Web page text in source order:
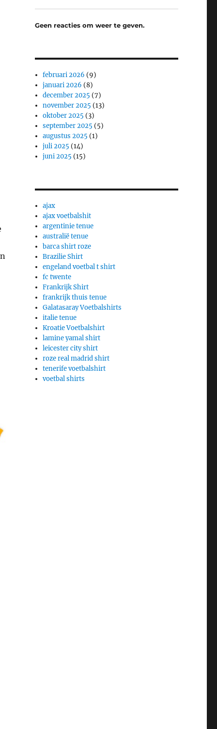
Geen reacties om weer te geven.
februari 2026 (9)
januari 2026 (8)
december 2025 (7)
november 2025 (13)
oktober 2025 (3)
september 2025 (5)
augustus 2025 (1)
juli 2025 (14)
juni 2025 (15)
ajax
ajax voetbalshit
argentinie tenue
australië tenue
barca shirt roze
Brazilie Shirt
engeland voetbal t shirt
fc twente
Frankrijk Shirt
frankrijk thuis tenue
Galatasaray Voetbalshirts
italie tenue
Kroatie Voetbalshirt
lamine yamal shirt
leicester city shirt
roze real madrid shirt
tenerife voetbalshirt
voetbal shirts